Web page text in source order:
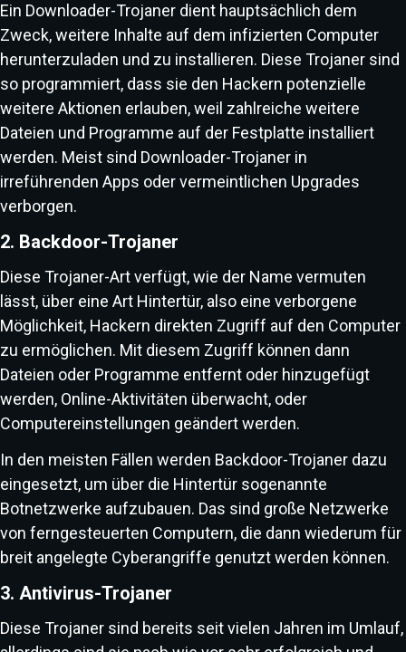
Ein Downloader-Trojaner dient hauptsächlich dem
Zweck, weitere Inhalte auf dem infizierten Computer
herunterzuladen und zu installieren. Diese Trojaner sind
so programmiert, dass sie den Hackern potenzielle
weitere Aktionen erlauben, weil zahlreiche weitere
Dateien und Programme auf der Festplatte installiert
werden. Meist sind Downloader-Trojaner in
irreführenden Apps oder vermeintlichen Upgrades
verborgen.
2. Backdoor-Trojaner
Diese Trojaner-Art verfügt, wie der Name vermuten
lässt, über eine Art Hintertür, also eine verborgene
Möglichkeit, Hackern direkten Zugriff auf den Computer
zu ermöglichen. Mit diesem Zugriff können dann
Dateien oder Programme entfernt oder hinzugefügt
werden, Online-Aktivitäten überwacht, oder
Computereinstellungen geändert werden.
In den meisten Fällen werden Backdoor-Trojaner dazu
eingesetzt, um über die Hintertür sogenannte
Botnetzwerke aufzubauen. Das sind große Netzwerke
von ferngesteuerten Computern, die dann wiederum für
breit angelegte Cyberangriffe genutzt werden können.
3. Antivirus-Trojaner
Diese Trojaner sind bereits seit vielen Jahren im Umlauf,